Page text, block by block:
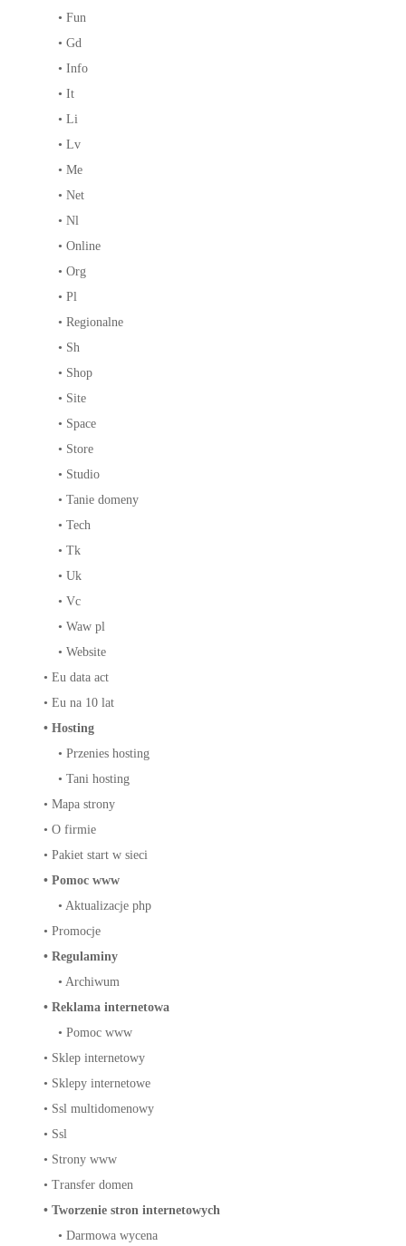
• Fun
• Gd
• Info
• It
• Li
• Lv
• Me
• Net
• Nl
• Online
• Org
• Pl
• Regionalne
• Sh
• Shop
• Site
• Space
• Store
• Studio
• Tanie domeny
• Tech
• Tk
• Uk
• Vc
• Waw pl
• Website
• Eu data act
• Eu na 10 lat
• Hosting
• Przenies hosting
• Tani hosting
• Mapa strony
• O firmie
• Pakiet start w sieci
• Pomoc www
• Aktualizacje php
• Promocje
• Regulaminy
• Archiwum
• Reklama internetowa
• Pomoc www
• Sklep internetowy
• Sklepy internetowe
• Ssl multidomenowy
• Ssl
• Strony www
• Transfer domen
• Tworzenie stron internetowych
• Darmowa wycena